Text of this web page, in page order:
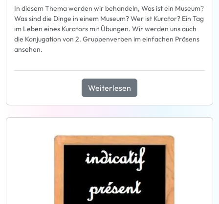
In diesem Thema werden wir behandeln, Was ist ein Museum?
Was sind die Dinge in einem Museum? Wer ist Kurator? Ein Tag
im Leben eines Kurators mit Übungen. Wir werden uns auch
die Konjugation von 2. Gruppenverben im einfachen Präsens
ansehen.
Weiterlesen